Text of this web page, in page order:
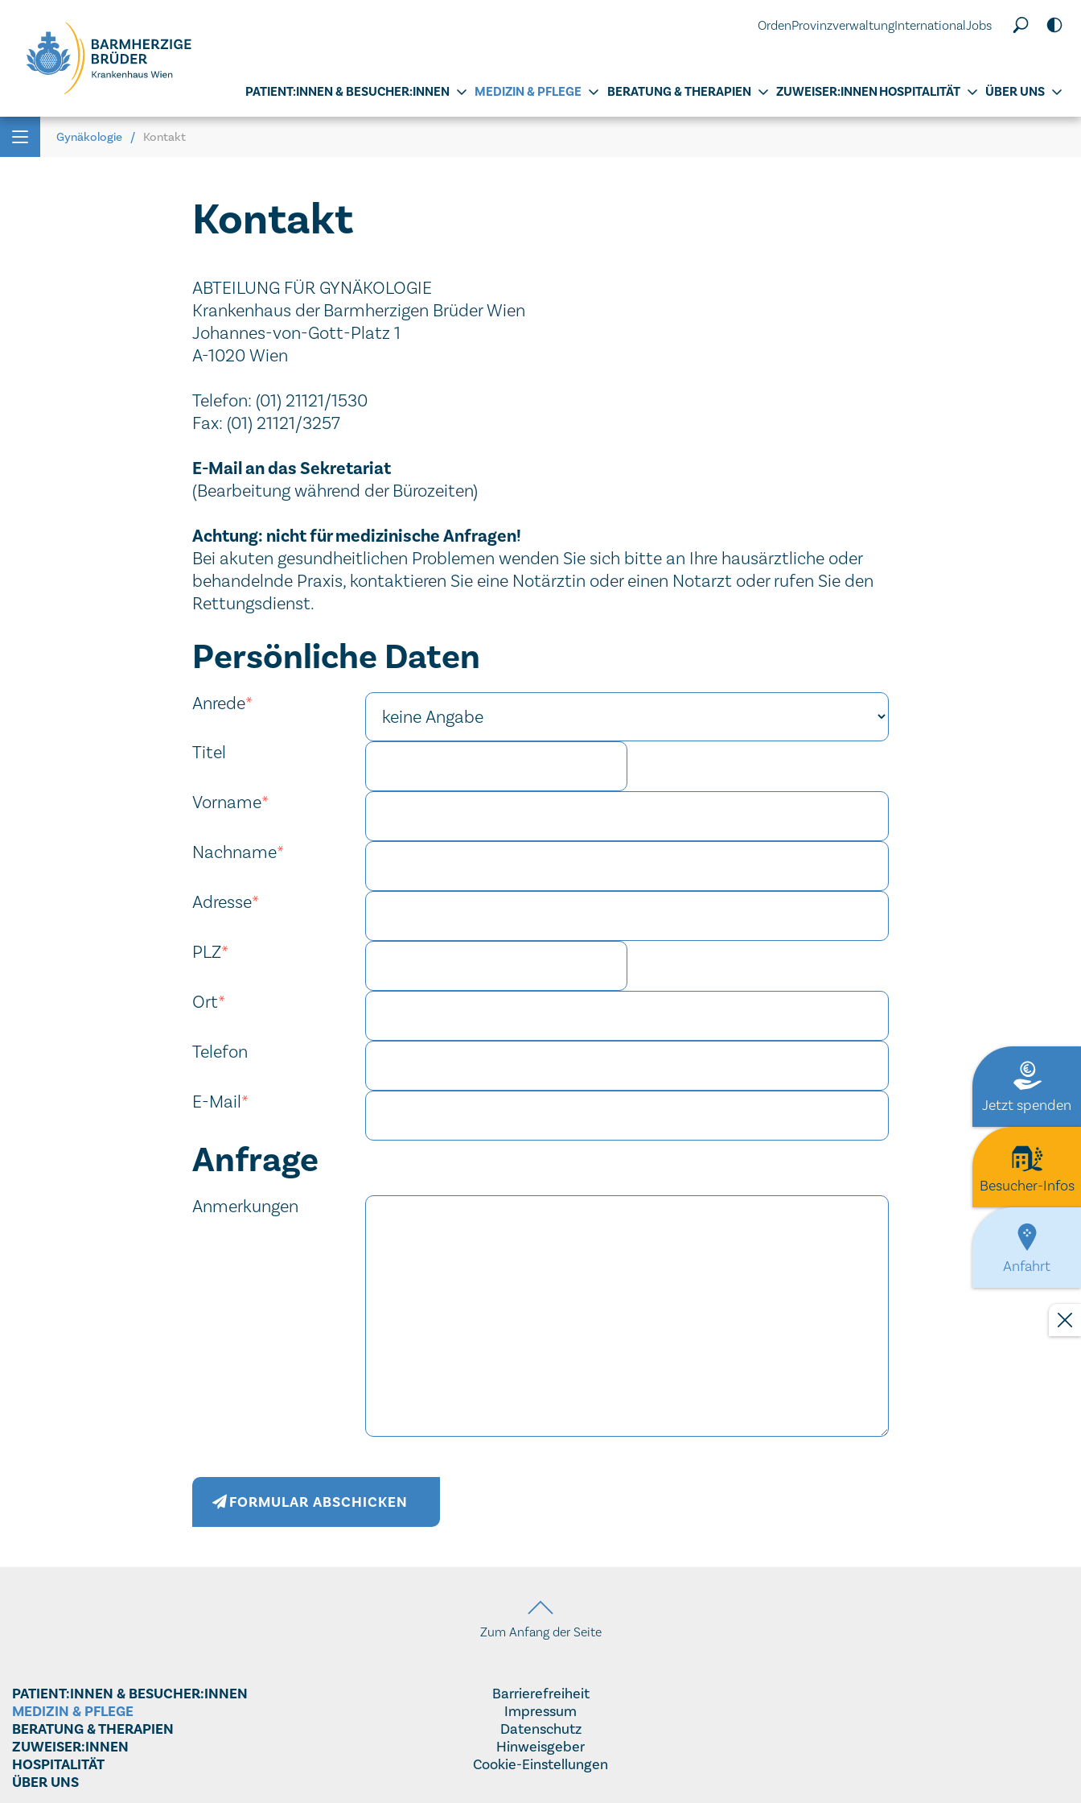
OrdenProvinzverwaltungInternationalJobs
PATIENT:INNEN & BESUCHER:INNEN MEDIZIN & PFLEGE BERATUNG & THERAPIEN ZUWEISER:INNEN HOSPITALITÄT ÜBER UNS
Gynäkologie Kontakt
Jetzt spenden
Besucher-Infos
Anfahrt
Kontakt
ABTEILUNG FÜR GYNÄKOLOGIE
Krankenhaus der Barmherzigen Brüder Wien
Johannes-von-Gott-Platz 1
A-1020 Wien
Telefon: (01) 21121/1530
Fax: (01) 21121/3257
E-Mail an das Sekretariat
(Bearbeitung während der Bürozeiten)
Achtung: nicht für medizinische Anfragen!
Bei akuten gesundheitlichen Problemen wenden Sie sich bitte an Ihre hausärztliche oder
behandelnde Praxis, kontaktieren Sie eine Notärztin oder einen Notarzt oder rufen Sie den
Rettungsdienst.
Persönliche Daten
Anrede*
Titel
Vorname*
Nachname*
Adresse*
PLZ*
Ort*
Telefon
E-Mail*
Anfrage
Anmerkungen
FORMULAR ABSCHICKEN
Zum Anfang der Seite
PATIENT:INNEN & BESUCHER:INNEN
MEDIZIN & PFLEGE
BERATUNG & THERAPIEN
ZUWEISER:INNEN
HOSPITALITÄT
ÜBER UNS
Barrierefreiheit
Impressum
Datenschutz
Hinweisgeber
Cookie-Einstellungen